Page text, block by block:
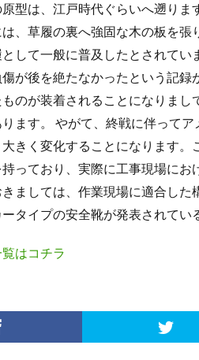
型は、江戸時代ぐらいへ遡り
、草履の裏へ強固な木の板を
して一般に普及したとされて
が後を絶たなかったという記
のが装着されることになりま
ます。 やがて、終戦に伴って
きく変化することになります
っており、実際に工事現場に
ましては、作業現場に適合し
タイプの安全靴が発表されてい
はコチラ